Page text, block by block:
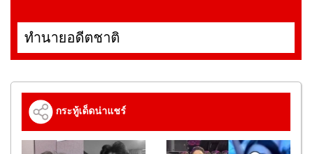
ทำนายอดีตชาติ
กระทู้เด็ดน่าแชร์